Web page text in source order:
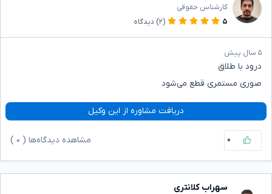
کارشناس حقوقی
۵
(۲) دیدگاه
۵ سال پیش
درود با طلاق
صوری مستمری قطع می‌شود
دریافت مشاوره از این وکیل
۰ مشاهده دیدگاه‌ها ( ۰
سهراب کلانتری